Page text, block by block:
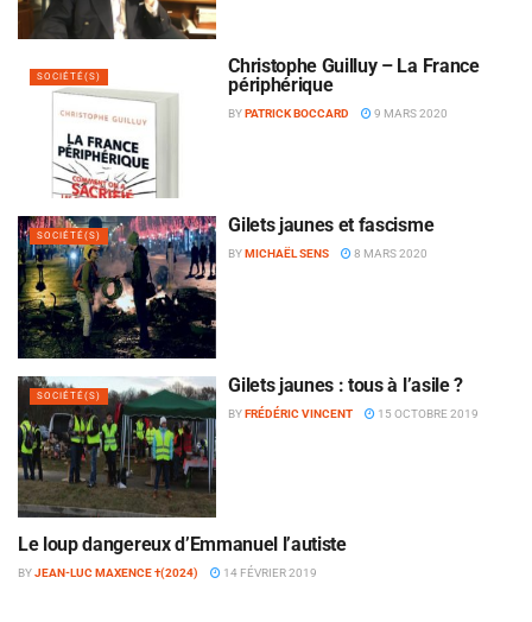
SOCIÉTÉ(S)
Christophe Guilluy – La France
périphérique
BYPATRICK BOCCARD 9 MARS 2020
SOCIÉTÉ(S) Gilets jaunes et fascisme
BYMICHAËL SENS 8 MARS 2020
SOCIÉTÉ(S) Gilets jaunes : tous à l’asile ?
BYFRÉDÉRIC VINCENT 15 OCTOBRE 2019
POLITIQUE(S)
Le loup dangereux d’Emmanuel l’autiste
BYJEAN-LUC MAXENCE †(2024) 14 FÉVRIER 2019